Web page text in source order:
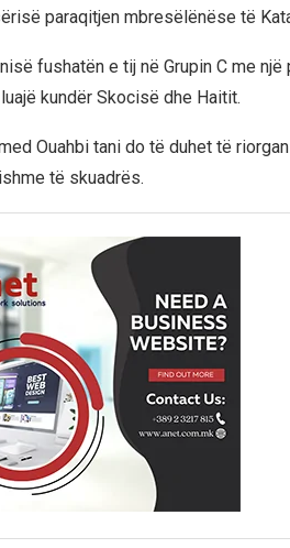
paraqitjen mbresëlënëse të
fushatën e tij në Grupin C me
kundër Skocisë dhe Haitit.
Ouahbi tani do të duhet të
të skuadrës.